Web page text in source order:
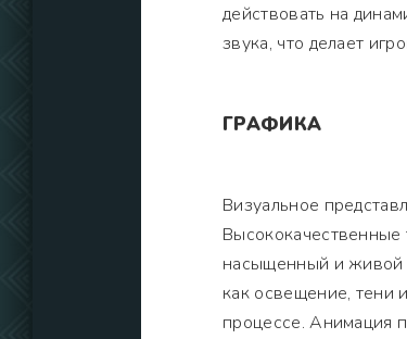
действовать на
звука, что делает
ГРАФИКА
Визуальное
насыщенный и живой
как освещение, тени
процессе. Анимация